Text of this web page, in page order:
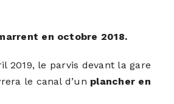
en octobre 2018.
2019, le parvis devant la gare
le canal d’un plancher en